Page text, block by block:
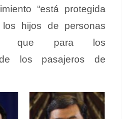
“está protegida
hijos de personas
que para los
de los pasajeros de